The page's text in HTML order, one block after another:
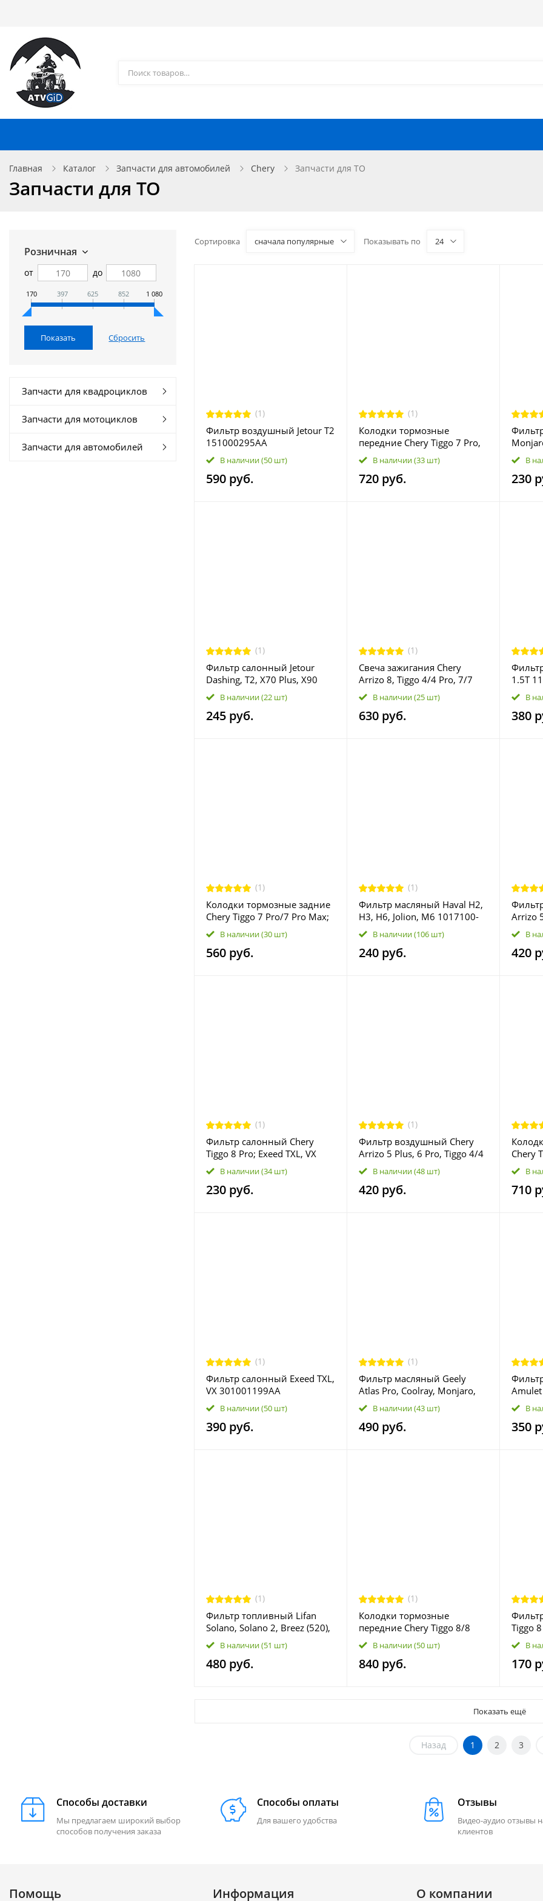
Главная Каталог Запчасти для автомобилей Chery Запчасти для ТО
Запчасти для ТО
Розничная
от до
170 397 625 852 1 080
Запчасти для квадроциклов
Запчасти для мотоциклов
Запчасти для автомобилей
Сортировка сначала популярные Показывать по 24
(1)
Фильтр воздушный Jetour T2
151000295AA
В наличии(50 шт)
590 руб.
(1)
Колодки тормозные
передние Chery Tiggo 7 Pro,
Tiggo 8/8 Pro; Exeed LX;
Omoda C5 204000680AA
В наличии(33 шт)
720 руб.
05
В
230
(1)
Фильтр салонный Jetour
Dashing, T2, X70 Plus, X90
Plus F18-8107041
В наличии(22 шт)
245 руб.
(1)
Свеча зажигания Chery
Arrizo 8, Tiggo 4/4 Pro, 7/7
Pro, 8/8 Pro; Exeed LX, TXL;
Jaecoo J7; Jetour Dashing, X70
Plus, X90 Plus; Kaiyi E5, X7
В наличии(25 шт)
630 руб.
1.5T
В
380
(1)
Колодки тормозные задние
Chery Tiggo 7 Pro/7 Pro Max;
Exeed LX; Omoda C5 T1E-
3502080
В наличии(30 шт)
560 руб.
(1)
Фильтр масляный Haval H2,
H3, H6, Jolion, M6 1017100-
EG01В наличии(106 шт)
240 руб.
Arrizo
7
Tiggo
(T1A);
В
420
(1)
Фильтр салонный Chery
Tiggo 8 Pro; Exeed TXL, VX
301001199АА
В наличии(34 шт)
230 руб.
(1)
Фильтр воздушный Chery
Arrizo 5 Plus, 6 Pro, Tiggo 4/4
Pro, 7/7 Pro/7 Pro Max, 8;
Exeed LX; Jetour Dashing, X70,
X90, X95; Omoda C5, S5; Xcite
В наличии(48 шт)
420 руб.
Chery
Exeed
В
710
(1)
Фильтр салонный Exeed TXL,
VX 301001199AA
В наличии(50 шт)
390 руб.
(1)
Фильтр масляный Geely
Atlas Pro, Coolray, Monjaro,
Okavango; BelGee X50, X70;
Volvo XC40 1056024400
В наличии(43 шт)
490 руб.
В
350
(1)
Фильтр топливный Lifan
Solano, Solano 2, Breez (520),
Smily (320), 620 L1117100
В наличии(51 шт)
480 руб.
(1)
Колодки тормозные
передние Chery Tiggo 8/8
Pro; Exeed LX T1C-3501080
В наличии(50 шт)
840 руб.
Tiggo
В
170
Показать ещё
Назад 1 2 3
Способы доставки
Мы предлагаем широкий выбор
способов получения заказа
Способы оплаты
Для вашего удобства
Отзывы
Видео-аудио отзывы
клиентов
Помощь Информация О компании